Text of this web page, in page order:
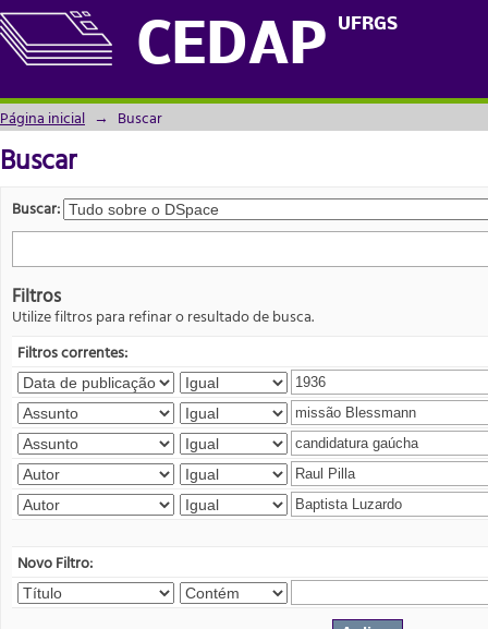
CEDAP UFRGS
Buscar
Página inicial → Buscar
Buscar
Buscar:
Filtros
Utilize filtros para refinar o resultado de busca.
Filtros correntes:
Novo Filtro: